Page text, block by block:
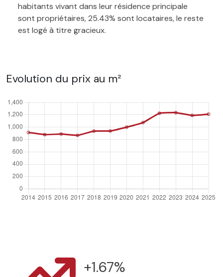
habitants vivant dans leur résidence principale
sont propriétaires, 25.43% sont locataires, le reste
est logé à titre gracieux.
Evolution du prix au m²
+1.67%